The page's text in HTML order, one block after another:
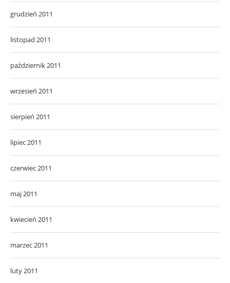
grudzień 2011
listopad 2011
październik 2011
wrzesień 2011
sierpień 2011
lipiec 2011
czerwiec 2011
maj 2011
kwiecień 2011
marzec 2011
luty 2011